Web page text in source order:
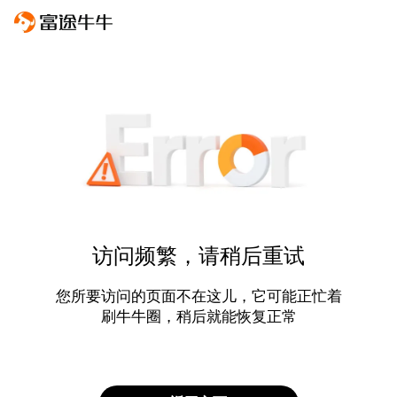
访问频繁，请稍后重试
您所要访问的页面不在这儿，它可能正忙着
刷牛牛圈，稍后就能恢复正常